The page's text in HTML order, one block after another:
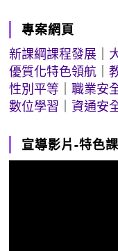
專案網頁
新課綱課程發展
優質化特色領航 ｜
性別平等 ｜職業安
數位學習 ｜資通安
宣導影片-特色